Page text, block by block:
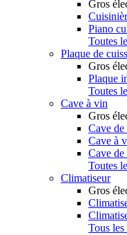
Gros
Piano
Toutes
Plaque de
Gros
Plaque
Toutes
Cave à vin
Gros
Cave
Cave à
Cave de
Toutes
Climatiseur
Gros
Tous